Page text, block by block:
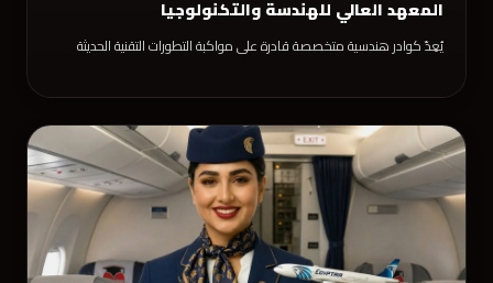
المعهد العالي للهندسة والتكنولوجيا
يُعِدّ كوادر هندسية متخصصة قادرة على مواكبة التطورات التقنية الحديثة